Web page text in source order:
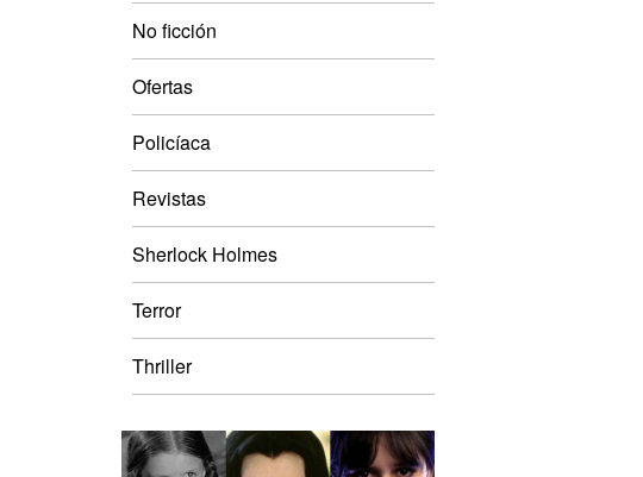
No ficción
Ofertas
Policíaca
Revistas
Sherlock Holmes
Terror
Thriller